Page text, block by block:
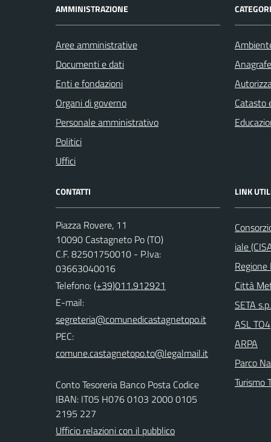
AMMINISTRAZIONE
Aree amministrative
Documenti e dati
Enti e fondazioni
Organi di governo
Personale amministrativo
Politici
Uffici
Catasto
CONTATTI
Piazza Rovere, 11
10090 Castagneto Po (TO)
C.F. 82501750010 - P.Iva:
03663040016
Telefono:(+39)011.912921
E-mail:
PEC:
Conto Tesoreria Banco Posta Codice
IBAN: IT05 H076 0103 2000 0105
2195 227
Ufficio relazioni con il pubblico
LINK
iale
Città
SETA
ASL TO4
ARPA
Parco
Turismo